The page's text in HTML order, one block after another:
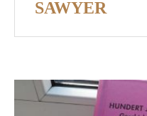
SAWYER